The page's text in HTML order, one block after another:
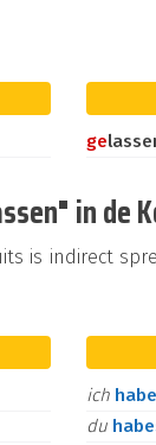
ge
in de
is indirect
ich habe
du